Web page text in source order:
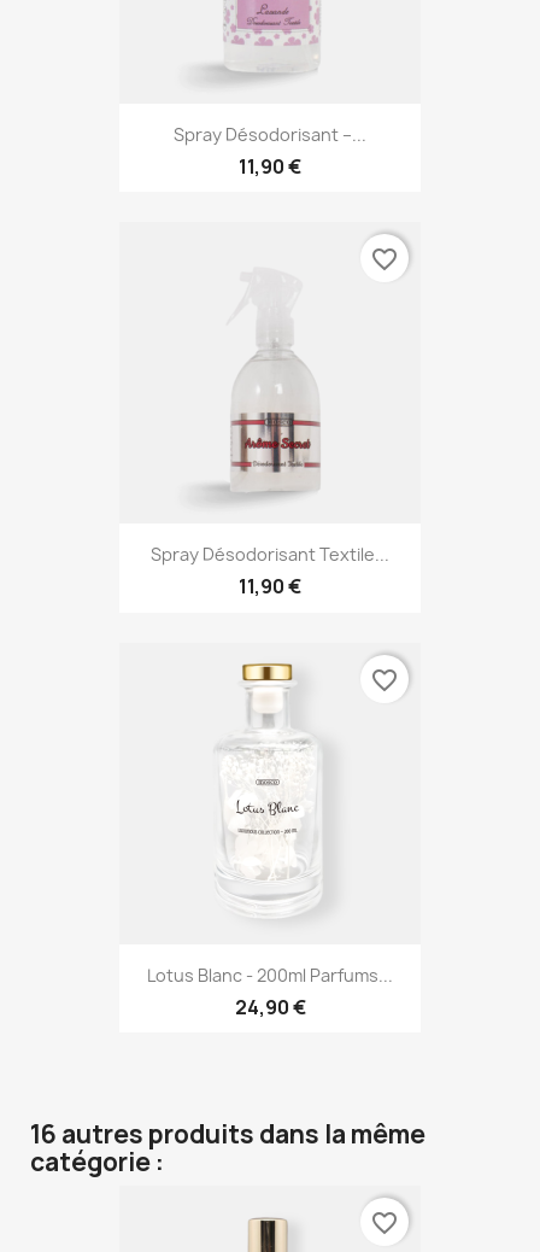
Spray Désodorisant –...
11,90 €
Spray Désodorisant Textile...
11,90 €
favorite_border
Lotus Blanc - 200ml Parfums...
24,90 €
favorite_border
16 autres produits dans la même
catégorie :
favorite_border